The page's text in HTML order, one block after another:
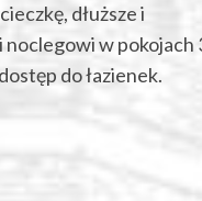
dłuższe i
w pokojach
do łazienek.